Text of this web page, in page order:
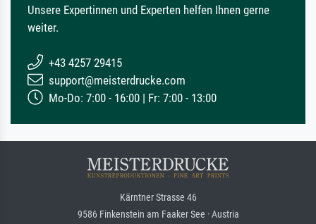
Unsere Expertinnen und Experten helfen Ihnen gerne
weiter.
+43 4257 29415
support@meisterdrucke.com
Mo-Do: 7:00 - 16:00 | Fr: 7:00 - 13:00
Kärntner Strasse 46
9586 Finkenstein am Faaker See · Austria